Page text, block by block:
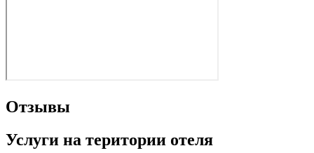
Отзывы
Услуги на територии отеля